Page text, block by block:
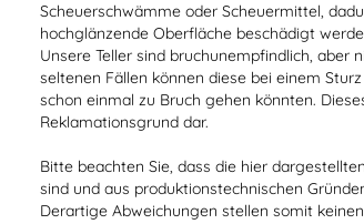
Scheuerschwämme oder Scheuermittel,
hochglänzende Oberfläche beschädigt
Unsere Teller sind bruchunempfindlich, aber
seltenen Fällen können diese bei einem
schon einmal zu Bruch gehen könnten.
Reklamationsgrund dar.
Bitte beachten Sie, dass die hier
sind und aus produktionstechnischen
Derartige Abweichungen stellen somit